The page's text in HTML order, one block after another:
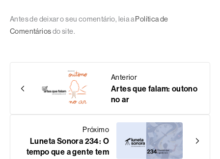
Antes de deixar o seu comentário, leia a Política de
Comentáriosdo site.
Anterior
Artes que falam: outono
no ar
Próximo
Luneta Sonora 234: O
tempo que a gente tem